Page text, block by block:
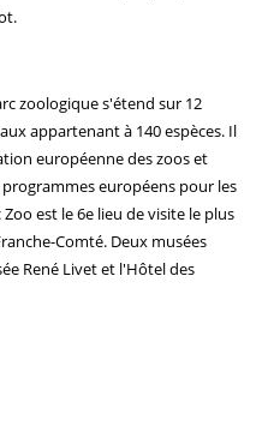
zoologique s'étend sur 12
appartenant à 140 espèces. Il
européenne des zoos et
européens pour les
est le 6e lieu de visite le plus
Comté. Deux musées
René Livet et l'Hôtel des